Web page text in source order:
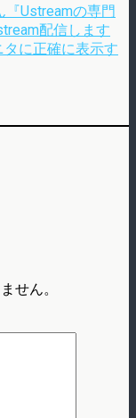
Ustreamの専門
配信します
に正確に表示す
せん。